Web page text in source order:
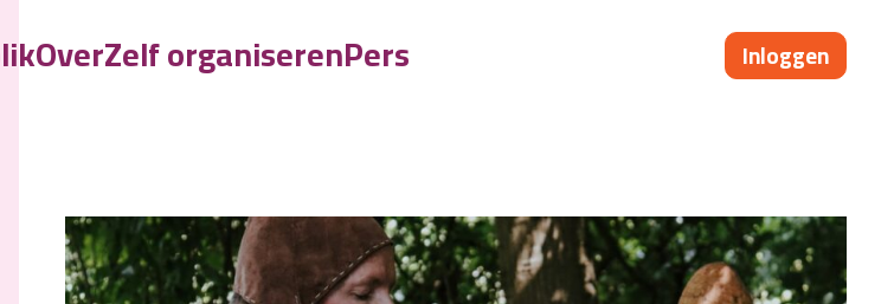
OverZelf organiserenPers Inloggen